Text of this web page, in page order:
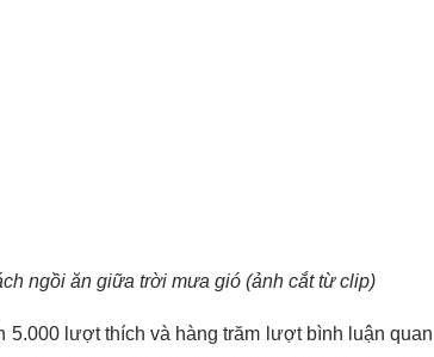
ngồi ăn giữa trời mưa gió (ảnh cắt từ clip)
lượt thích và hàng trăm lượt bình luận quan